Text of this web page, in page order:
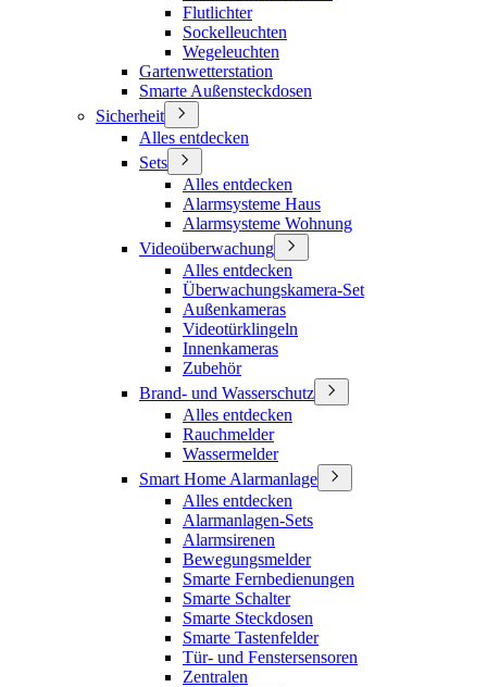
Flutlichter
Sockelleuchten
Wegeleuchten
Gartenwetterstation
Smarte Außensteckdosen
Sicherheit
Alles entdecken
Sets
Alles entdecken
Alarmsysteme Haus
Alarmsysteme Wohnung
Videoüberwachung
Alles entdecken
Überwachungskamera-Set
Außenkameras
Videotürklingeln
Innenkameras
Zubehör
Brand- und Wasserschutz
Alles entdecken
Rauchmelder
Wassermelder
Smart Home Alarmanlage
Alles entdecken
Alarmanlagen-Sets
Alarmsirenen
Bewegungsmelder
Smarte Fernbedienungen
Smarte Schalter
Smarte Steckdosen
Smarte Tastenfelder
Tür- und Fenstersensoren
Zentralen